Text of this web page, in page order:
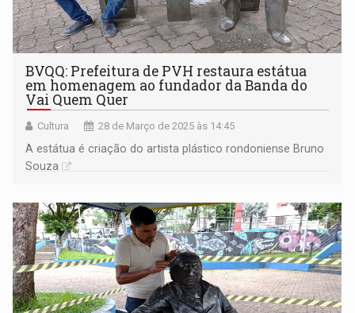
BVQQ: Prefeitura de PVH restaura estátua
em homenagem ao fundador da Banda do
Vai Quem Quer
Cultura 28 de Março de 2025 às 14:45
A estátua é criação do artista plástico rondoniense Bruno
Souza